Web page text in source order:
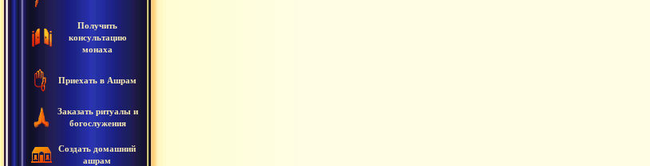
Получить
консультацию
монаха
Приехать в Ашрам
Заказать ритуалы и
богослужения
Создать домашний
ашрам